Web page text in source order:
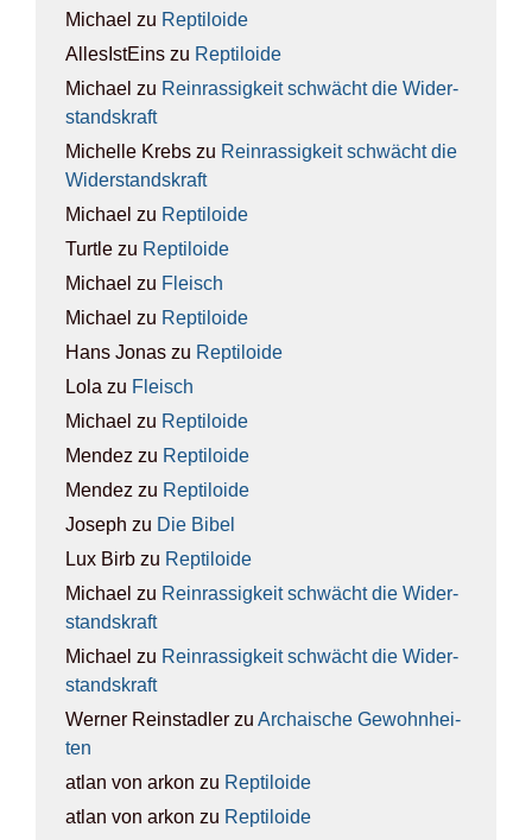
Michael zu Rep­ti­lo­ide
AllesIstEins zu Rep­ti­lo­ide
Michael zu Rein­ras­sig­keit schwächt die Wider­
stands­kraft
Michelle Krebs zu Rein­ras­sig­keit schwächt die
Wider­stands­kraft
Michael zu Rep­ti­lo­ide
Turtle zu Rep­ti­lo­ide
Michael zu Fleisch
Michael zu Rep­ti­lo­ide
Hans Jonas zu Rep­ti­lo­ide
Lola zu Fleisch
Michael zu Rep­ti­lo­ide
Mendez zu Rep­ti­lo­ide
Mendez zu Rep­ti­lo­ide
Joseph zu Die Bibel
Lux Birb zu Rep­ti­lo­ide
Michael zu Rein­ras­sig­keit schwächt die Wider­
stands­kraft
Michael zu Rein­ras­sig­keit schwächt die Wider­
stands­kraft
Werner Reinstadler zu Archai­sche Gewohn­hei­
ten
atlan von arkon zu Rep­ti­lo­ide
atlan von arkon zu Rep­ti­lo­ide